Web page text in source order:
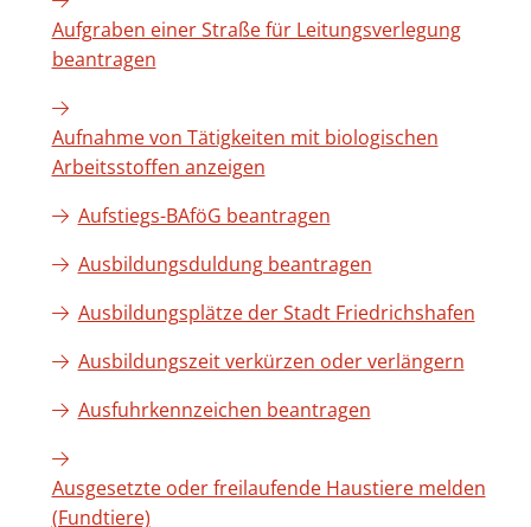
Aufgraben einer Straße für Leitungsverlegung
beantragen
Aufnahme von Tätigkeiten mit biologischen
Arbeitsstoffen anzeigen
Aufstiegs-BAföG beantragen
Ausbildungsduldung beantragen
Ausbildungsplätze der Stadt Friedrichshafen
Ausbildungszeit verkürzen oder verlängern
Ausfuhrkennzeichen beantragen
Ausgesetzte oder freilaufende Haustiere melden
(Fundtiere)